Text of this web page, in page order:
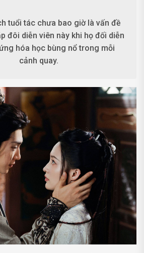
tuổi tác chưa bao giờ là vấn đề
đôi diễn viên này khi họ đối diễn
hóa học bùng nổ trong mỗi
cảnh quay.